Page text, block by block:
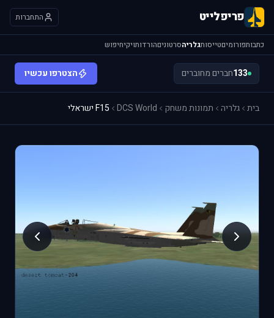
פריפלייט התחברות
כתבותפורומיםטייסותגלריהסרטוניםהורדותויקיחיפוש
133חברים מחוברים הצטרפו עכשיו
בית גלריה תמונות משחק DCS World F15 ישראלי